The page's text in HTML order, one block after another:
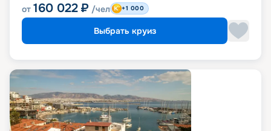
от 160 022 ₽ /чел +1 000
Выбрать круиз